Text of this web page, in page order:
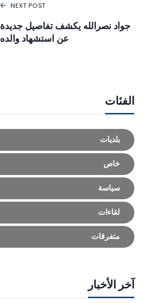
NEXT POST
جواد نصرالله يكشف تفاصيل جديدة
عن استشهاد والده
الفئات
بلديات
خاص
سياسة
لقاءات
متفرقات
آخر الأخبار